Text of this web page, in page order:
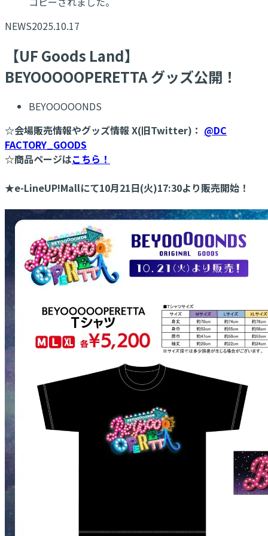
NEWS2025.10.17
【UF Goods Land】
BEYOOOOOPERETTA グッズ公開！
BEYOOOOONDS
☆会場販売情報やグッズ情報 X(旧Twitter)： @DC
FACTORY_GOODS
☆商品ページはこちら！
★e-LineUP!Mallにて10月21日(火)17:30より販売開始！